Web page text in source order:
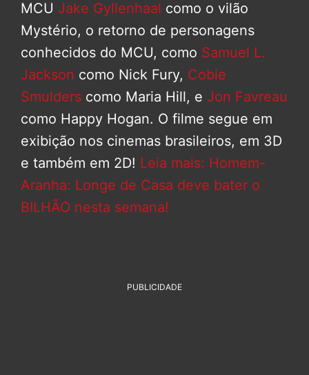
MCU Jake Gyllenhaal como o vilão
Mystério, o retorno de personagens
conhecidos do MCU, como Samuel L.
Jackson como Nick Fury, Cobie
Smulders como Maria Hill, e Jon Favreau
como Happy Hogan. O filme segue em
exibição nos cinemas brasileiros, em 3D
e também em 2D! Leia mais: Homem-
Aranha: Longe de Casa deve bater o
BILHÃO nesta semana!
PUBLICIDADE